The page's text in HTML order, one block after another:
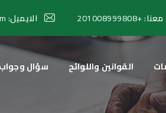
+201008999808 الايميل:
القوانين واللوائح سؤال وجواب